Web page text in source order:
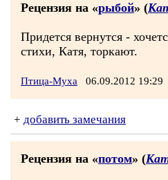
Рецензия на «рыбой» (
Придется вернутся -
стихи, Катя, торкают.
Птица-Муха 06.09.2012 19:29
+ добавить замечания
Рецензия на «потом» (